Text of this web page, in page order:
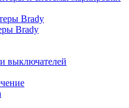
Brady
Brady
выключателей